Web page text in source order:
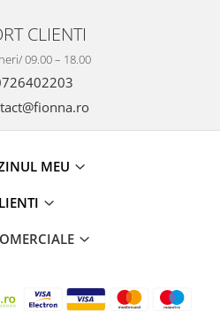
CLIENTI
09.00 – 18.00
MEU